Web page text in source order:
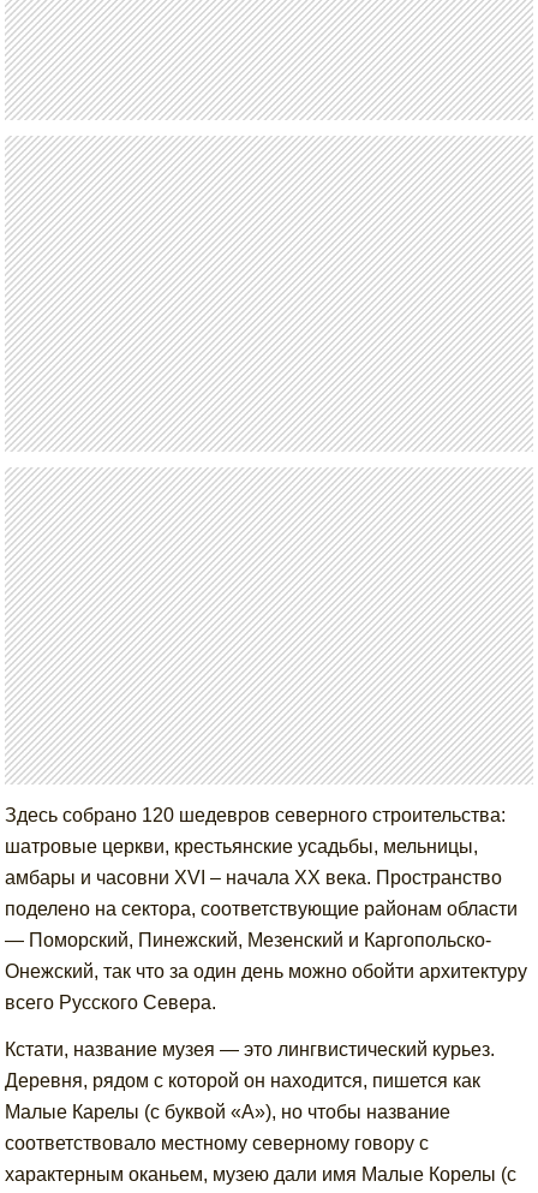
Здесь собрано 120 шедевров северного строительства:
шатровые церкви, крестьянские усадьбы, мельницы,
амбары и часовни XVI – начала XX века. Пространство
поделено на сектора, соответствующие районам области
— Поморский, Пинежский, Мезенский и Каргопольско-
Онежский, так что за один день можно обойти архитектуру
всего Русского Севера.
Кстати, название музея — это лингвистический курьез.
Деревня, рядом с которой он находится, пишется как
Малые Карелы (с буквой «А»), но чтобы название
соответствовало местному северному говору с
характерным оканьем, музею дали имя Малые Корелы (с